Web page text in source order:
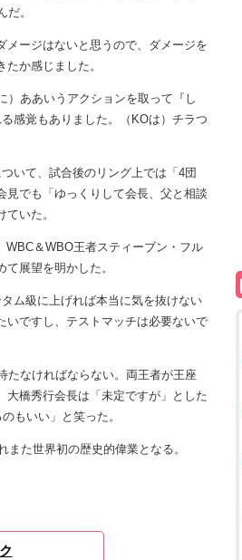
。
メージはないと思うので、ダメージを
か感じました。
ああいうアクションを取って『し
感覚もありました。（KOは）チラつ
いて、試合後のリング上では「4団
でも「ゆっくりして会長、父と相談
いた。
＆WBO王者スティーブン・フル
展望を明かした。
ム級に上げれば本当に気を抜けない
いですし、テストマッチは必要ないで
なければならない。両王者が王座
橋秀行会長は「未定ですが」とした
もいい」と笑った。
た世界初の歴史的偉業となる。